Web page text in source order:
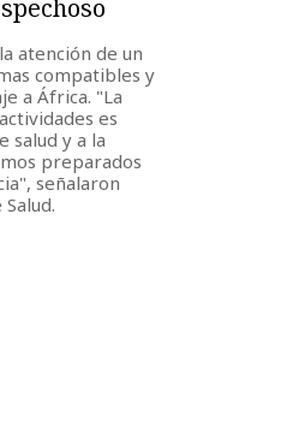
atención de un
compatibles y
a África. "La
es
salud y a la
preparados
señalaron